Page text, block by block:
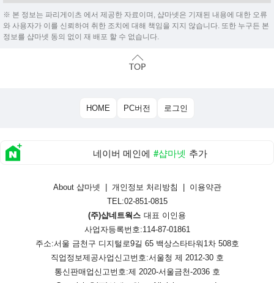
※ 본 정보는 파리게이츠 에서 제공한 자료이며, 샵마넷은 기재된 내용에 대한 오류
와 사용자가 이를 신뢰하여 취한 조치에 대해 책임을 지지 않습니다. 또한 누구든 본
정보를 샵마넷 동의 없이 재 배포 할 수 없습니다.
HOME PC버전 로그인
네이버 메인에 #샵마넷 추가
About 샵마넷 개인정보 처리방침
이용약관
TEL:02-851-0815
(주)샵네트웍스 대표 이인용
사업자등록번호:114-87-01861
주소:서울 금천구 디지털로9길 65 백상스타타워1차 508호
직업정보제공사업신고번호:서울청 제 2012-30 호
통신판매업신고번호:제 2020-서울금천-2036 호